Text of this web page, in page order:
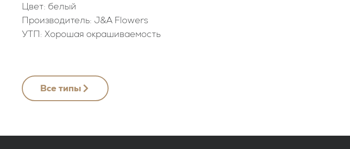
Цвет: белый
Производитель: J&A Flowers
УТП: Хорошая окрашиваемость
Все типы